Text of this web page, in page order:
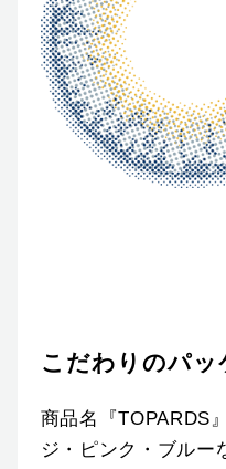
こだわりのパッ
商品名『TOPARDS
ジ・ピンク・ブルー